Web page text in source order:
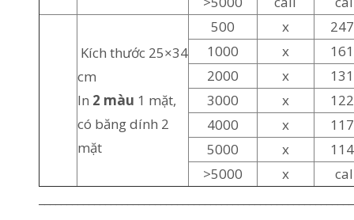
Kích thước 25×34
cm
In 2 màu 1 mặt,
có băng dính 2
mặt
500 x
1000
x
2000
x
3000
x
4000
x
5000
x
>5000
x